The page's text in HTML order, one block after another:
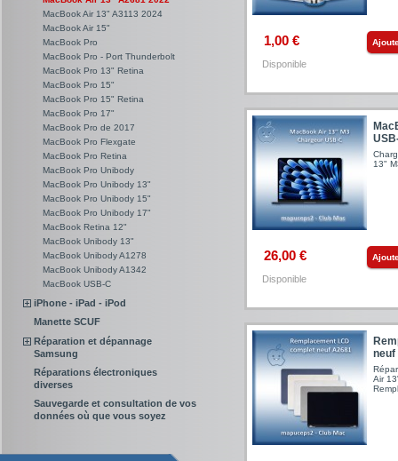
MacBook Air 13" A3113 2024
MacBook Air 15"
MacBook Pro
MacBook Pro - Port Thunderbolt
MacBook Pro 13" Retina
MacBook Pro 15"
MacBook Pro 15" Retina
MacBook Pro 17"
MacBook Pro de 2017
MacBook Pro Flexgate
MacBook Pro Retina
MacBook Pro Unibody
MacBook Pro Unibody 13"
MacBook Pro Unibody 15"
MacBook Pro Unibody 17"
MacBook Retina 12"
MacBook Unibody 13"
MacBook Unibody A1278
MacBook Unibody A1342
MacBook USB-C
iPhone - iPad - iPod
Manette SCUF
Réparation et dépannage
Samsung
Réparations électroniques
diverses
Sauvegarde et consultation de vos
données où que vous soyez
1,00 €
Disponible
13"
26,00 €
Disponible
neuf
Air